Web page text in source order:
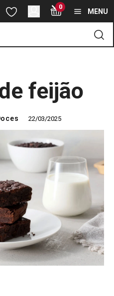
principal
a pesquisa
navegação 0
MENU
feijão
22/03/2025